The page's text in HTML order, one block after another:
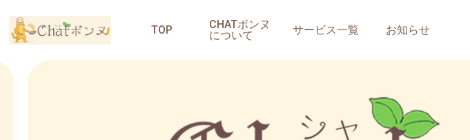
TOP
CHATボンヌ
について
サービス一覧 お知らせ